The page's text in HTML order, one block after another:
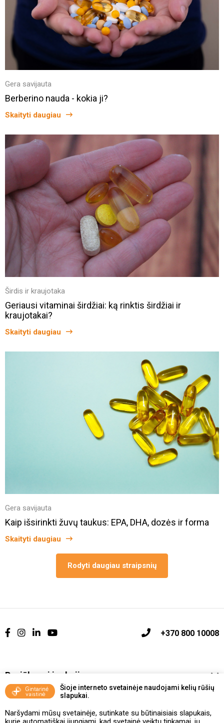
Šioje interneto svetainėje naudojami kelių rūšių
slapukai.
Naršydami mūsų svetainėje, sutinkate su būtinaisiais slapukais,
Gera savijauta
Berberino nauda - kokia ji?
Skaityti daugiau
Širdis ir kraujotaka
Geriausi vitaminai širdžiai: ką rinktis širdžiai ir
kraujotakai?
Skaityti daugiau
Gera savijauta
Kaip išsirinkti žuvų taukus: EPA, DHA, dozės ir forma
Skaityti daugiau
Rodyti daugiau straipsnių
+370 800 10008
Pasiūlymai ir akcijos
Vakcinavimo tvarka ir taisyklės
Kontaktai ir Karjera